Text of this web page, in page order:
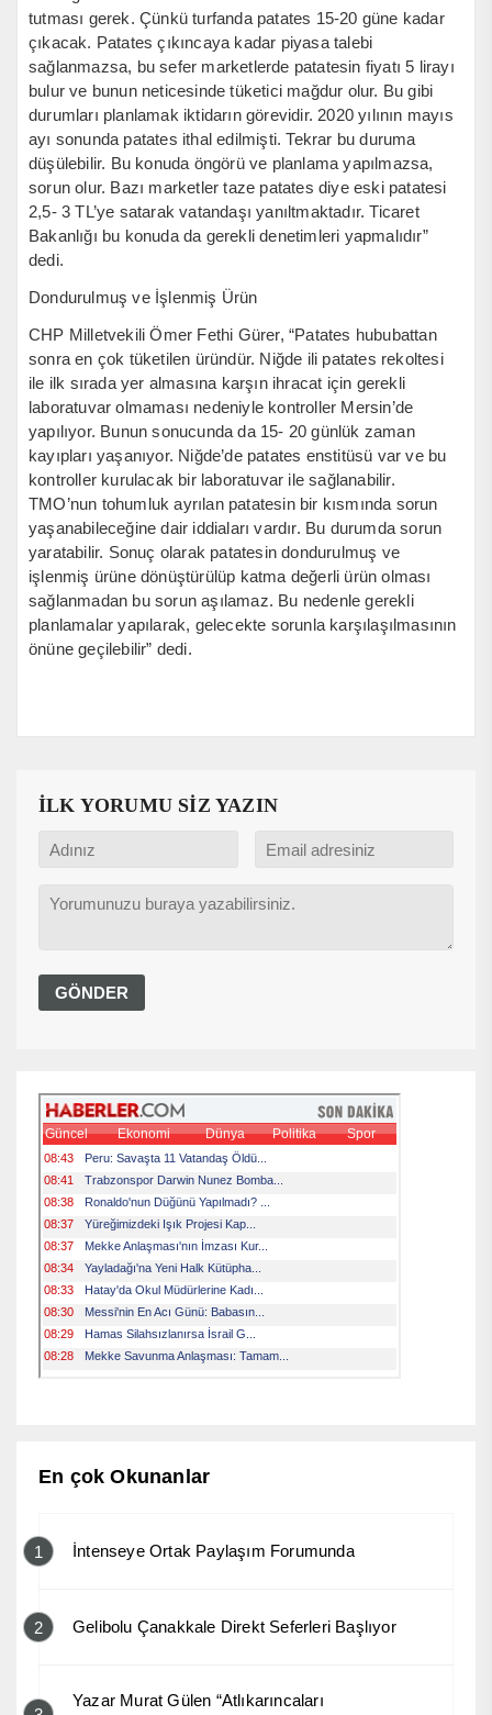
tutması gerek. Çünkü turfanda patates 15-20 güne kadar
çıkacak. Patates çıkıncaya kadar piyasa talebi
sağlanmazsa, bu sefer marketlerde patatesin fiyatı 5 lirayı
bulur ve bunun neticesinde tüketici mağdur olur. Bu gibi
durumları planlamak iktidarın görevidir. 2020 yılının mayıs
ayı sonunda patates ithal edilmişti. Tekrar bu duruma
düşülebilir. Bu konuda öngörü ve planlama yapılmazsa,
sorun olur. Bazı marketler taze patates diye eski patatesi
2,5- 3 TL’ye satarak vatandaşı yanıltmaktadır. Ticaret
Bakanlığı bu konuda da gerekli denetimleri yapmalıdır”
dedi.
Dondurulmuş ve İşlenmiş Ürün
CHP Milletvekili Ömer Fethi Gürer, “Patates hububattan
sonra en çok tüketilen üründür. Niğde ili patates rekoltesi
ile ilk sırada yer almasına karşın ihracat için gerekli
laboratuvar olmaması nedeniyle kontroller Mersin’de
yapılıyor. Bunun sonucunda da 15- 20 günlük zaman
kayıpları yaşanıyor. Niğde’de patates enstitüsü var ve bu
kontroller kurulacak bir laboratuvar ile sağlanabilir.
TMO’nun tohumluk ayrılan patatesin bir kısmında sorun
yaşanabileceğine dair iddiaları vardır. Bu durumda sorun
yaratabilir. Sonuç olarak patatesin dondurulmuş ve
işlenmiş ürüne dönüştürülüp katma değerli ürün olması
sağlanmadan bu sorun aşılamaz. Bu nedenle gerekli
planlamalar yapılarak, gelecekte sorunla karşılaşılmasının
önüne geçilebilir” dedi.
İLK YORUMU SİZ YAZIN
En çok Okunanlar
1 İntenseye Ortak Paylaşım Forumunda
2 Gelibolu Çanakkale Direkt Seferleri Başlıyor
Yazar Murat Gülen “Atlıkarıncaları